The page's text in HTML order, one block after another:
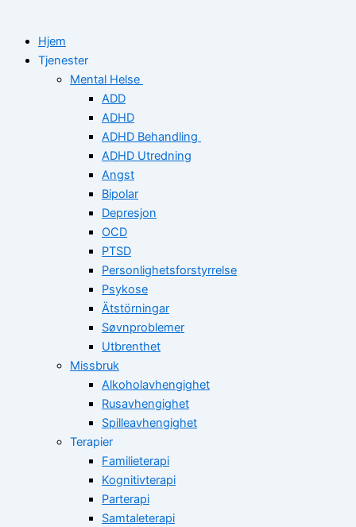
Hjem
Tjenester
Mental Helse
ADD
ADHD
ADHD Behandling
ADHD Utredning
Angst
Bipolar
Depresjon
OCD
PTSD
Personlighetsforstyrrelse
Psykose
Ätstörningar
Søvnproblemer
Utbrenthet
Missbruk
Alkoholavhengighet
Rusavhengighet
Spilleavhengighet
Terapier
Familieterapi
Kognitivterapi
Parterapi
Samtaleterapi